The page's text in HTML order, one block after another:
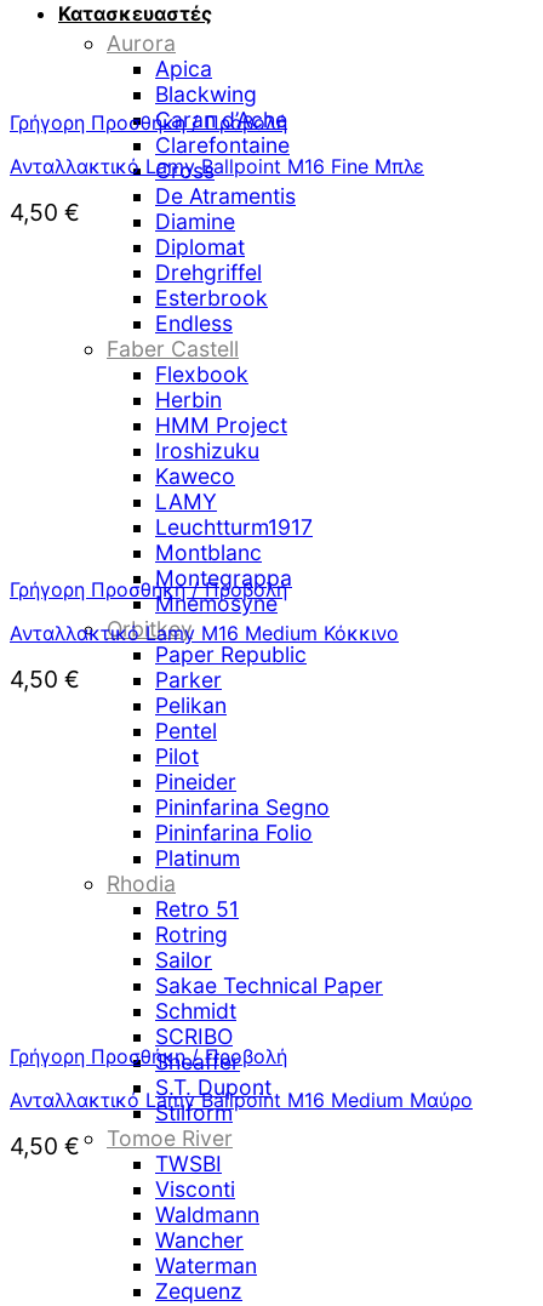
Κατασκευαστές
Aurora
Apica
Blackwing
Caran d’Ache
Clarefontaine
Cross
De Atramentis
Diamine
Diplomat
Drehgriffel
Esterbrook
Endless
Faber Castell
Flexbook
Herbin
HMM Project
Iroshizuku
Kaweco
LAMY
Leuchtturm1917
Montblanc
Montegrappa
Mnemosyne
Orbitkey
Paper Republic
Parker
Pelikan
Pentel
Pilot
Pineider
Pininfarina Segno
Pininfarina Folio
Platinum
Rhodia
Retro 51
Rotring
Sailor
Sakae Technical Paper
Schmidt
SCRIBO
Sheaffer
S.T. Dupont
Stilform
Tomoe River
TWSBI
Visconti
Waldmann
Wancher
Waterman
Zequenz
Γρήγορη Προσθήκη / Προβολή
Ανταλλακτικό Lamy Ballpoint M16 Fine Μπλε
4,50 €
Γρήγορη Προσθήκη / Προβολή
Ανταλλακτικό Lamy M16 Medium Κόκκινο
4,50 €
Γρήγορη Προσθήκη / Προβολή
Ανταλλακτικό Lamy Ballpoint M16 Medium Μαύρο
4,50 €